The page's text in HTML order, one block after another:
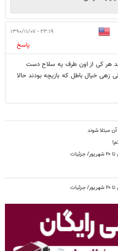
۲۳:۱۹ - ۱۳۹۰/۱۱/۰۷
پاسخ
هر کی از اون طرف یه سلاح دست
زهی خیال باطل که بازیچه بودند حالا
مبتلا شوند